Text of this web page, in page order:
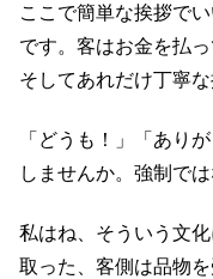
ここで簡単な挨拶で
です。客はお金を払
そしてあれだけ丁寧
「どうも！」「あり
しませんか。強制では
私はね、そういう文
取った、客側は品物